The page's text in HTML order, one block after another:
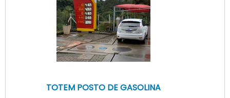
VEX Tecnologia. A empresa trabalha com
painel de LED para posto de combustível e
TOTEM POSTO DE GASOLINA